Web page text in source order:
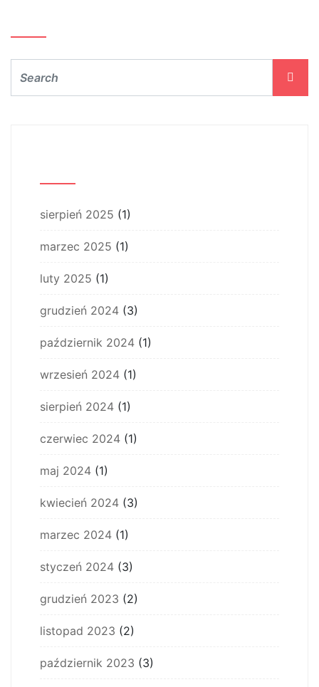
sierpień 2025 (1)
marzec 2025 (1)
luty 2025 (1)
grudzień 2024 (3)
październik 2024 (1)
wrzesień 2024 (1)
sierpień 2024 (1)
czerwiec 2024 (1)
maj 2024 (1)
kwiecień 2024 (3)
marzec 2024 (1)
styczeń 2024 (3)
grudzień 2023 (2)
listopad 2023 (2)
październik 2023 (3)